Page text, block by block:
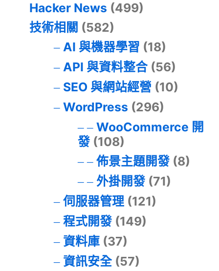
Hacker News (499)
技術相關 (582)
AI 與機器學習 (18)
API 與資料整合(56)
SEO 與網站經營 (10)
WordPress (296)
WooCommerce 開
發(108)
佈景主題開發(8)
外掛開發(71)
伺服器管理(121)
程式開發(149)
資料庫(37)
資訊安全(57)